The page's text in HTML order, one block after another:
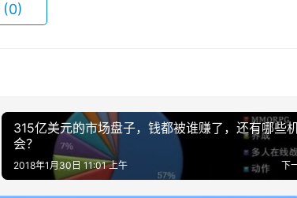
(0)
315亿美元的市场盘子，钱都被谁赚了，还有哪些
会？
下
2018年1月30日 11:01 上午